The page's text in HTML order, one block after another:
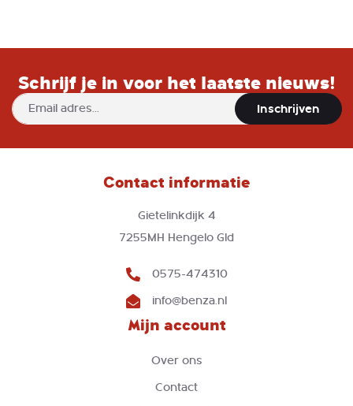
Schrijf je in voor het laatste nieuws!
Abonneer
u
onze
Inschrijven
Contact informatie
Gietelinkdijk 4
7255MH Hengelo Gld
0575-474310
info@benza.nl
Mijn account
Over ons
Contact